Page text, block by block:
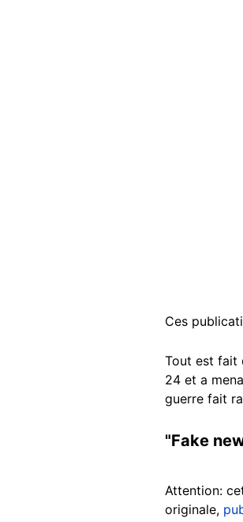
Ces
Tout est fait
24 et a
guerre fait
"Fake
Attention:
originale,